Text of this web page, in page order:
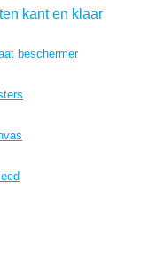
kant en klaar
beschermer